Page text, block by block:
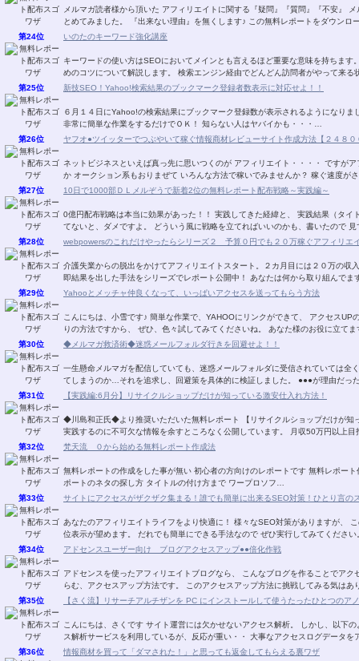
メルマガ読者様から頂いた アフィリエイトに関する『疑問』『質問』『不安』 メルマガ・
とめてみました。 『出来ない理由』を無くします♪ この無料
第24位
いのたのキーワード強化講座
キーワードの使い方はSEOにおいてメインとも言えるほど重要な意味を持ちます。 狙ったキーワードで検索エンジンに上位表示させ
めのコツについて解説します。 検索エンジン経由でどんどん訪問者
第25位
新技SEO！Yahoo!検索結果のブックマーク登録者数表示に対応せよ！！
６月１４日にYahoo!の検索結果にブックマーク登録数が表示されるようになり
非常に簡単な作業をするだけでＯＫ！ 知らない人はヤバイかも・・・…
第26位
ヤフオ●ツイッターでつぶやいて稼ぐ情報商材レビューサイト作成方法【２４８
ネットビジネスといえば真っ先に思いつくのが アフィリエイト・・・・ ですがアフィリエイトでも こんな オークション系はいかがです
か オークション系もおりまぜて いろんな方法で稼いでみませんか？
第27位
10日で1000部ＤＬメルぞうで新着2位の無料レポート配布戦略～実践編～
0億円配布戦略は本当に効果があった！！ 実践してきた経緯と、 実践結果（タイトル）までを書いています♪ いやぁ。 ちゃんと、戦略立
てないと、ダメですよ。 どういう風に戦略を立てればいいのかも、書いた
第28位
webpowersのこれだけやったらシリーズ２ 予算０円でも２０万稼ぐアフィリエ
介護失業からの脱出をかけてアフィリエイトスタート。２カ月目には２０万の収
第29位 Yahooとメッチャ仲良くなって、いっぱいアクセスを送ってもらう方法
こんにちは、小雪です♪ 簡単な作業で、YAHOOにリンクができて、 アクセスUPの即効性のある方法です。 4／16日にスタートしたばか
りの方法ですから、 ぜひ、色々試してみてくださいね。 あなた様の
第30位
◆メルマガ救済術◆迷惑メールフォルダ行きを回避せよ！！
一生懸命メルマガを配信していても、迷惑メールフォルダに受信されていては全
てしまうのか…それを追求し、回
第31位
【実践編:6月分】リサイクルショップだけが知っている激安仕入れ方法！
◆川島和正氏◆より推奨いただいた無料レポート 【リサイクルショップだけが知
実践するのに不可欠な情報を余すところなく公開しています。 月収50万円以上
第32位
梵天流 ０から始める無料レポート作成法
無料レポートの作成をした事が無い 初心者の方向けのレポートです 無料レポート作成に必要な 各種フリーソフトのインストールから レ
ポートのネタの探し方 タイトルの付け方まで ワープロソフ…
第33位
サイトにアクセスがザクザク集まる！誰でも簡単に出来るSEO対策！ひとり言の
あなたのアフィリエイトライフをより快適に！ 様々なSEO対策がありますが、 このレポートに書いてあるSEO対策でも 結構な確率で上
第34位 アドセンスユーザー向け ブログアクセスアップ●●倍化作戦
アドセンスを使ったアフィリエイトブログなら、 こんなブログを作ることでアクセスアップする 方法があります。 大きな夢と期待の膨
らむ、アクセスアップ方法です。 このアクセスアップ方法に挑戦してみ
第35位
【さく流】リサーチアルチザンを PC にインストールして使うたったひとつのア
こんにちは、さくです サイト運営には欠かせないアクセス解析。 しかし、以下のような思いや悩みをお持ちではありませんか？ アクセ
ス解析サービスを利用しているが、反応が重い・・ 大事なアクセスログ
第36位
情報商材を買って「ダマされた！」と思っても返金してもらえる裏ワザ